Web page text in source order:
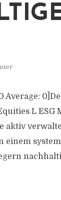
Average:
L
aktiv
einem